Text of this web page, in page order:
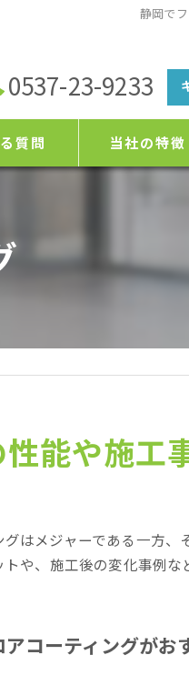
静岡で
0537-23-9233
質問 当社の特徴
防カビ
能や施工
はメジャーである一方
や、施工後の変化事例な
コーティングがお